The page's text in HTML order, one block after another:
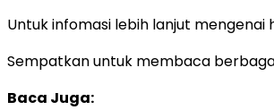
Untuk infomasi lebih lanjut
Sempatkan untuk membaca
Baca Juga: